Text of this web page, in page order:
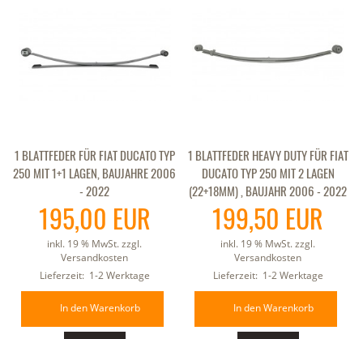
1 BLATTFEDER FÜR FIAT DUCATO TYP
250 MIT 1+1 LAGEN, BAUJAHRE 2006
- 2022
195,00 EUR
inkl. 19 % MwSt. zzgl.
Versandkosten
Lieferzeit: 1-2 Werktage
In den Warenkorb
1 BLATTFEDER HEAVY DUTY FÜR FIAT
DUCATO TYP 250 MIT 2 LAGEN
(22+18MM) , BAUJAHR 2006 - 2022
199,50 EUR
inkl. 19 % MwSt. zzgl.
Versandkosten
Lieferzeit: 1-2 Werktage
In den Warenkorb